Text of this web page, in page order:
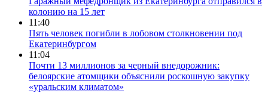
колонию на 15 лет
11:40
Пять человек погибли в лобовом столкновении под
Екатеринбургом
11:04
Почти 13 миллионов за черный внедорожник:
белоярские атомщики объяснили роскошную закупку
«уральским климатом»